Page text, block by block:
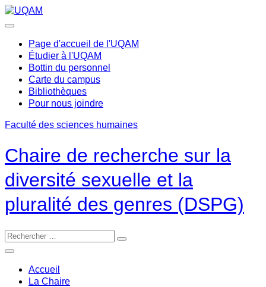
Passer
au
Page d'accueil de l'UQAM
Étudier à l'UQAM
Bottin du personnel
Carte du campus
Bibliothèques
Pour nous joindre
Faculté des sciences humaines
Chaire de recherche sur la
diversité sexuelle et la
pluralité des genres (DSPG)
Accueil
La Chaire